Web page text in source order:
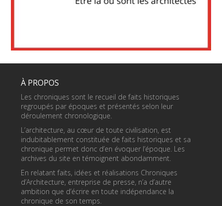
À PROPOS
Les chroniques sont le recueil de faits historiques
regroupés par époques et présentés selon leur
déroulement chronologique.
L’architecture, au cœur de toute civilisation, est
indubitablement constituée de faits historiques et sa
chronique permet donc d’en évoquer l’époque. Les
archives du site en témoignent abondamment.
En relatant faits, idées et réalisations Chroniques
d’Architecture, entreprise de presse, n’a d’autre
ambition que d’écrire en toute indépendance la
chronique de son temps.